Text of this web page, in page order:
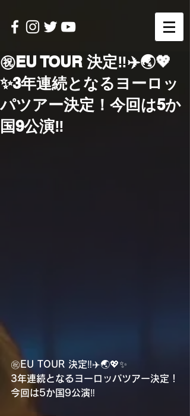
㊗️EU TOUR 決定‼️✈️🌏💖
✨3年連続となるヨーロッ
パツアー決定！今回は5か
国9公演‼️
㊗️EU TOUR 決定‼️✈️🌏💖✨
3年連続となるヨーロッパツアー決定！
今回は5か国9公演‼️